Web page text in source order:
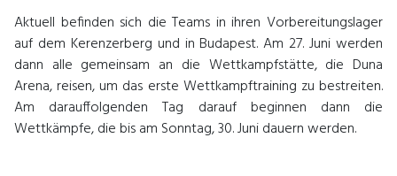
Aktuell befinden sich die Teams in ihren Vorbereitungslager
auf dem Kerenzerberg und in Budapest. Am 27. Juni werden
dann alle gemeinsam an die Wettkampfstätte, die Duna
Arena, reisen, um das erste Wettkampftraining zu bestreiten.
Am darauffolgenden Tag darauf beginnen dann die
Wettkämpfe, die bis am Sonntag, 30. Juni dauern werden.